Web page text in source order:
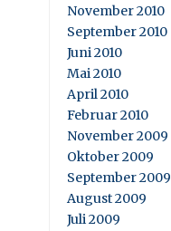
November 2010
September 2010
Juni 2010
Mai 2010
April 2010
Februar 2010
November 2009
Oktober 2009
September 2009
August 2009
Juli 2009